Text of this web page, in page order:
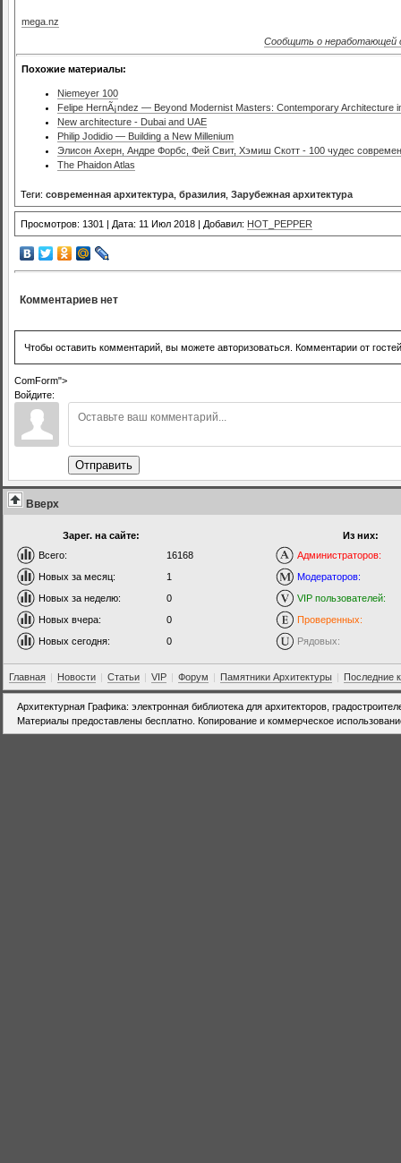
mega.nz
Сообщить о неработающей
Похожие материалы:
Niemeyer 100
Felipe HernÃ¡ndez — Beyond Modernist Masters: Contemporary Architecture
New architecture - Dubai and UAE
Philip Jodidio — Building a New Millenium
Элисон Ахерн, Андре Форбс, Фей Свит, Хэмиш Скотт - 100 чудес
The Phaidon Atlas
Теги: современная архитектура бразилия Зарубежная архитектура
Просмотров: 1301 | Дата: 11 Июл 2018 | Добавил: HOT_PEPPER
Комментариев нет
Чтобы оставить комментарий, вы можете авторизоваться. Комментарии от
ComForm">
Войдите:
Отправить
Вверх
Зарег. на сайте:
Всего:
16168
Новых за месяц:
1
Новых за неделю:
0
Новых вчера:
0
Новых сегодня:
0
Из них:
Администраторов:
Модераторов:
VIP пользователей:
Проверенных:
Рядовых:
Главная | Новости | Статьи | VIP | Форум | Памятники Архитектуры | Последние
Архитектурная Графика: электронная библиотека для архитекторов,
Материалы предоставлены бесплатно. Копирование и коммерческое